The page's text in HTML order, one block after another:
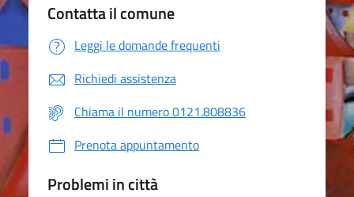
Contatta il comune
Leggi le domande frequenti
Richiedi assistenza
Chiama il numero 0121.808836
Prenota appuntamento
Problemi in città